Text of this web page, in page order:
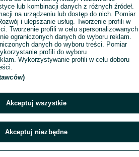
lub kombinacji danych z różnych źródeł.
na urządzeniu lub dostęp do nich. Pomiar
i ulepszanie usług. Tworzenie profili w
Tworzenie profili w celu spersonalizowanych
ograniczonych danych do wyboru reklam.
danych do wyboru treści. Pomiar
profili do wyboru
Wykorzystywanie profili w celu doboru
Akceptuj wszystkie
Akceptuj niezbędne